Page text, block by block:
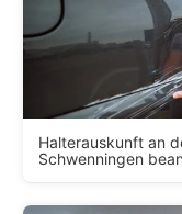
Halterauskunft an
Schwenningen